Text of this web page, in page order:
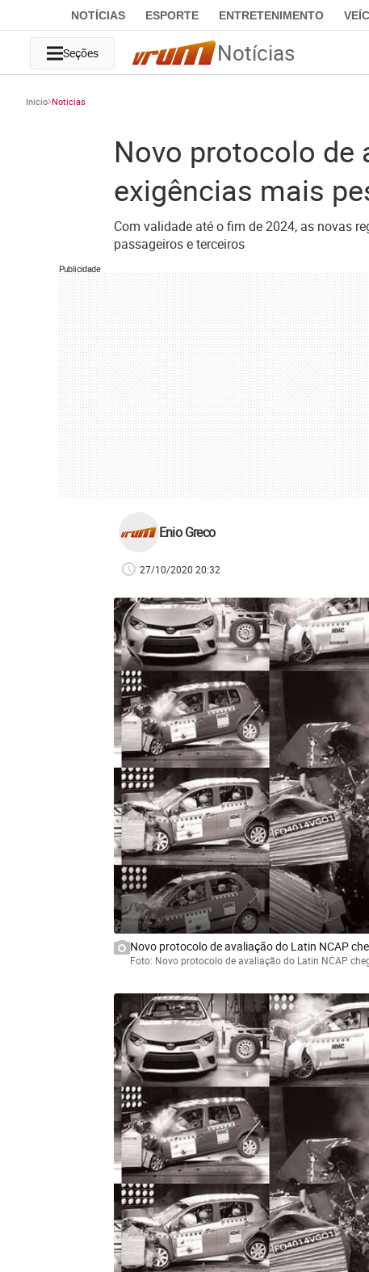
NOTÍCIAS ESPORTE ENTRETENIMENTO
Seções Notícias
Início Notícias
Novo protocolo de
exigências mais
Com validade até o fim de 2024, as novas
passageiros e terceiros
Publicidade
Enio Greco
27/10/2020 20:32
Novo protocolo de avaliação do Latin NCAP
Foto: Novo protocolo de avaliação do Latin NCAP